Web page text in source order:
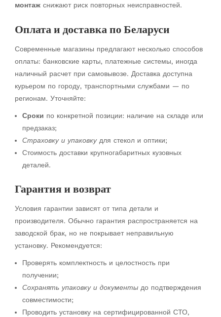
монтаж снижают риск повторных неисправностей.
Оплата и доставка по Беларуси
Современные магазины предлагают несколько способов
оплаты: банковские карты, платежные системы, иногда
наличный расчет при самовывозе. Доставка доступна
курьером по городу, транспортными службами — по
регионам. Уточняйте:
Сроки по конкретной позиции: наличие на складе или
предзаказ;
Страховку и упаковкудля стекол и оптики;
Стоимость доставки крупногабаритных кузовных
деталей.
Гарантия и возврат
Условия гарантии зависят от типа детали и
производителя. Обычно гарантия распространяется на
заводской брак, но не покрывает неправильную
установку. Рекомендуется:
Проверять комплектность и целостность при
получении;
Сохранять упаковку и документы до подтверждения
совместимости;
Проводить установку на сертифицированной СТО,